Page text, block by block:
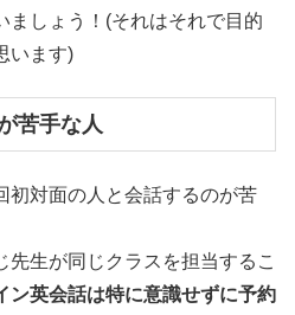
ましょう！(それはそれで目的
います)
苦手な人
初対面の人と会話するのが苦
先生が同じクラスを担当するこ
ン英会話は特に意識せずに予約